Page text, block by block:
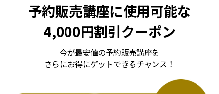
予約販売講座に使用可能な
4,000円割引クーポン
今が最安値の予約販売講座を
さらにお得にゲットできるチャンス！